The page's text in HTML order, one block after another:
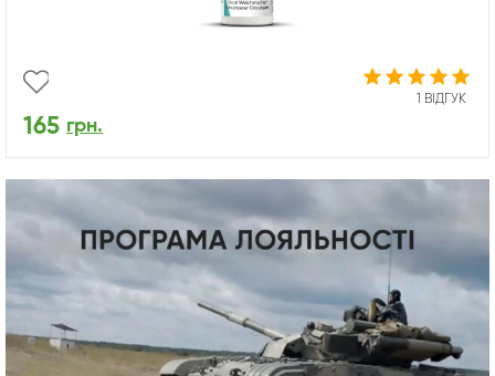
1 ВІДГУК
165 грн.